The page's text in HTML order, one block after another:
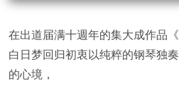
在出道届满十週年的集大成作品
白日梦回归初衷以纯粹的钢琴独
的心境，